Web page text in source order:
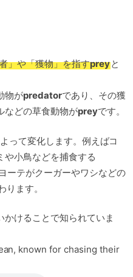
」や「獲物」を指すpreyと
物がpredatorであり、その獲
などの草食動物がpreyです。
って変化します。例えばコ
や小鳥などを捕食する
ーテがクーガーやワシなどの
ります。
けることで知られていま
known for chasing their